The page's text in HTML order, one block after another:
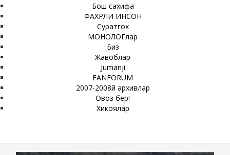
Бош сахифа
ФАХРЛИ ИНСОН
Суратгох
МОНОЛОГлар
Биз
Жавоблар
Jumanji
FANFORUM
2007-2008й архивлар
Овоз бер!
Хикоялар